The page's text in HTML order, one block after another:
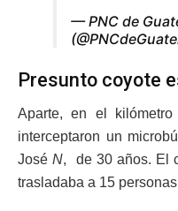
— PNC de
Presunto coyote
Aparte, en el
interceptaron un
JoséN, de 30 años. El
trasladaba a 15